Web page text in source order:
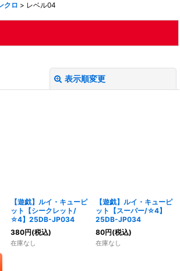
クロ > レベル04
表示順変更
絞り込む
【遊戯】ルイ・キューピ
ット【シークレット/
☆4】25DB-JP034
380円(税込)
在庫なし
【遊戯】ルイ・キューピ
ット【スーパー/☆4】
25DB-JP034
80円(税込)
在庫なし